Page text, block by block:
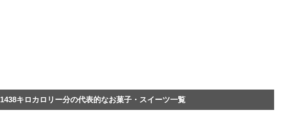
1438キロカロリー分の代表的なお菓子・スイーツ一覧